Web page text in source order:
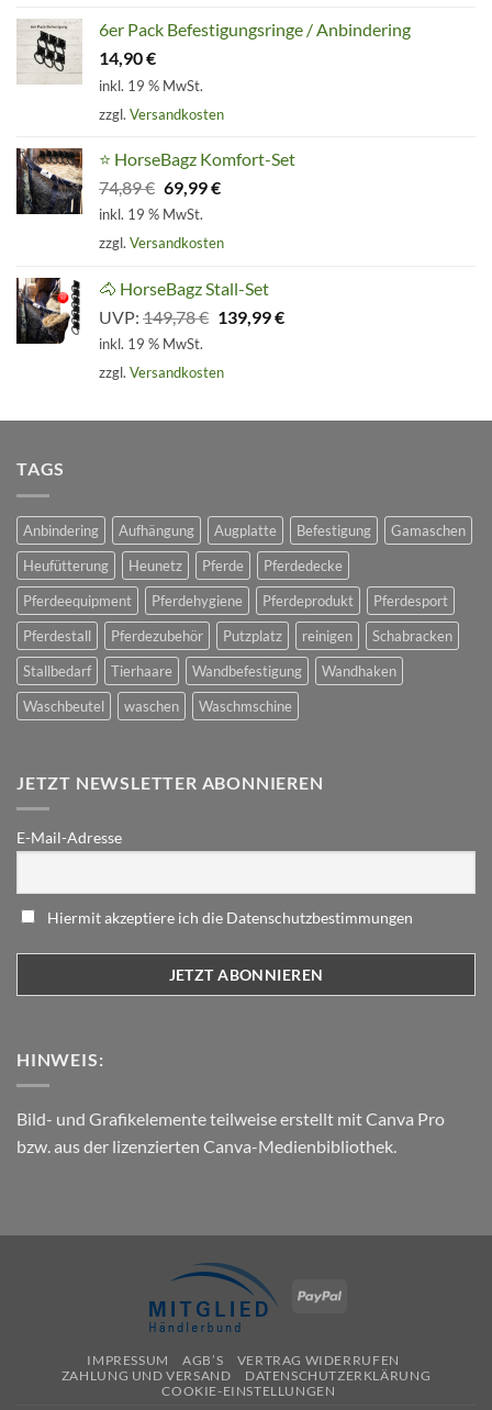
6er Pack Befestigungsringe / Anbindering
14,90€
inkl. 19 % MwSt.
zzgl. Versandkosten
⭐ HorseBagz Komfort-Set
74,89€ Ursprünglicher
Preis
war:
74,89 €
69,99€Aktueller
69,99 €.
inkl. 19 % MwSt.
zzgl. Versandkosten
🐴 HorseBagz Stall-Set
UVP: 149,78€ Ursprünglicher
149,78 €
139,99€Aktueller
inkl. 19 % MwSt.
zzgl. Versandkosten
TAGS
Anbindering Aufhängung Augplatte Befestigung
Gamaschen
Heufütterung
Heunetz Pferde
Pferdedecke
Pferdeequipment
Pferdehygiene Pferdeprodukt
Pferdesport
Pferdestall
Pferdezubehör Putzplatz reinigen
Schabracken
Stallbedarf
Tierhaare Wandbefestigung
Wandhaken
Waschbeutel
waschen Waschmschine
JETZT NEWSLETTER ABONNIEREN
E-Mail-Adresse
Hiermit akzeptiere ich die Datenschutzbestimmungen
HINWEIS:
Bild- und Grafikelemente teilweise erstellt mit Canva Pro
bzw. aus der lizenzierten Canva-Medienbibliothek.
PayPal
IMPRESSUM AGB’S
VERTRAG WIDERRUFEN
ZAHLUNG UND VERSAND
DATENSCHUTZERKLÄRUNG
COOKIE-EINSTELLUNGEN